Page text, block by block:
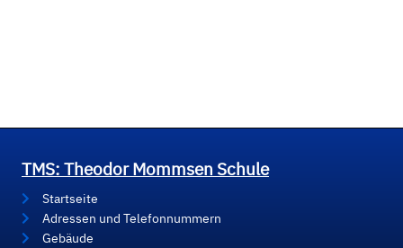
TMS: Theodor Mommsen Schule
Startseite
Adressen und Telefonnummern
Gebäude